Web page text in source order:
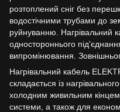
розтоплений сніг без
водостічними трубами до
руйнуванню. Нагрівальний
одностороннього
випромінювання.
Нагрівальний кабель
складається із
холодним живильним
системи, а також для